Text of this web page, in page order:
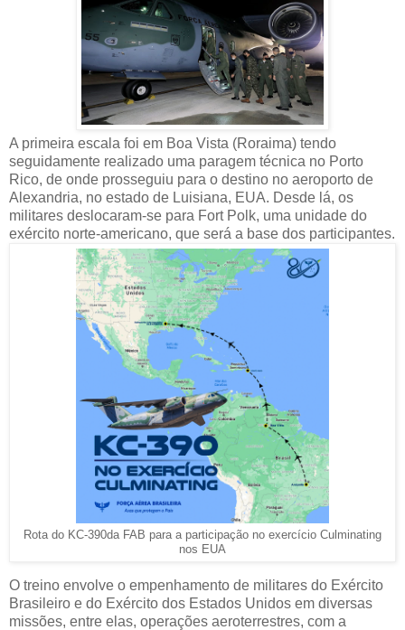
A primeira escala foi em Boa Vista (Roraima) tendo
seguidamente realizado uma paragem técnica no Porto
Rico, de onde prosseguiu para o destino no aeroporto de
Alexandria, no estado de Luisiana, EUA. Desde lá, os
militares deslocaram-se para Fort Polk, uma unidade do
exército norte-americano, que será a base dos participantes.
Rota do KC-390da FAB para a participação no exercício Culminating
nos EUA
O treino envolve o empenhamento de militares do Exército
Brasileiro e do Exército dos Estados Unidos em diversas
missões, entre elas, operações aeroterrestres, com a